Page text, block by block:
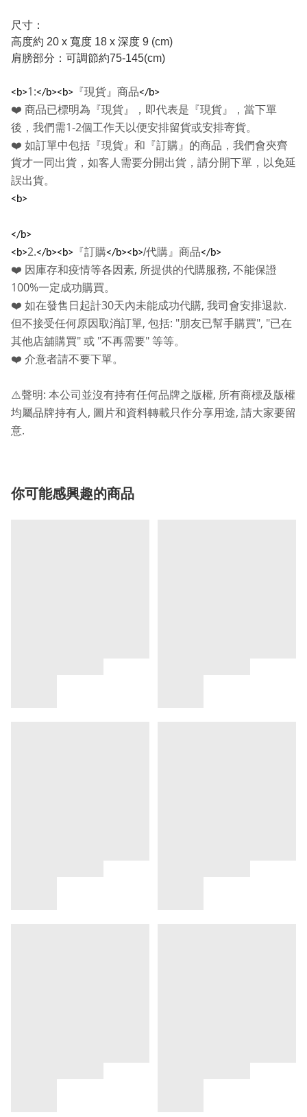
尺寸：
高度約 20 x 寬度 18 x 深度 9 (cm)
肩膀部分：可調節約75-145(cm)
<b>1:</b><b> 『現貨』商品</b>
❤️ 商品已標明為『現貨』，即代表是『現貨』，當下單
後，我們需1-2個工作天以便安排留貨或安排寄貨。
❤️ 如訂單中包括『現貨』和『訂購』的商品，我們會夾齊
貨才一同出貨，如客人需要分開出貨，請分開下單，以免延
誤出貨。
<b>
</b>
<b>2.</b><b> 『訂購</b><b>/代購』商品</b>
❤️ 因庫存和疫情等各因素, 所提供的代購服務, 不能保證
100%一定成功購買。
❤️ 如在發售日起計30天內未能成功代購, 我司會安排退款.
但不接受任何原因取消訂單, 包括: "朋友已幫手購買", "已在
其他店舖購買" 或 "不再需要" 等等。
❤️ 介意者請不要下單。
⚠️聲明: 本公司並沒有持有任何品牌之版權, 所有商標及版權
均屬品牌持有人 , 圖片和資料轉載只作分享用途, 請大家要留
意.
你可能感興趣的商品